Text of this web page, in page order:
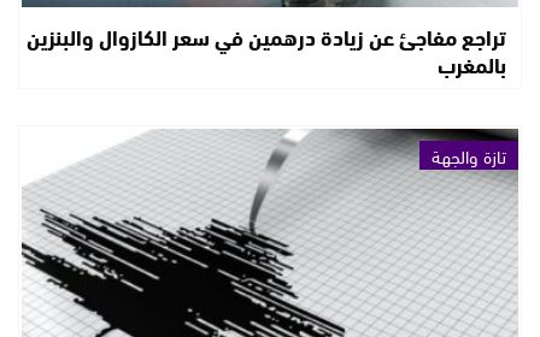
تراجع مفاجئ عن زيادة درهمين في سعر الكازوال والبنزين
بالمغرب
تازة والجهة